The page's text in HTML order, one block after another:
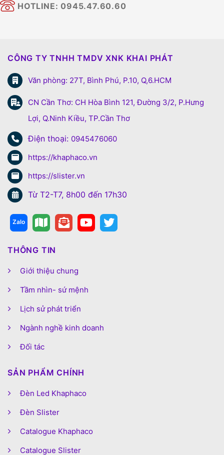
HOTLINE: 0945.47.60.60
CÔNG TY TNHH TMDV XNK KHAI PHÁT
Văn phòng: 27T, Bình Phú, P.10, Q,6.HCM
CN Cần Thơ: CH Hòa Bình 121, Đường 3/2, P.Hưng
Lợi, Q.Ninh Kiều, TP.Cần Thơ
Điện thoại: 0945476060
https://khaphaco.vn
https://slister.vn
Từ T2-T7, 8h00 đến 17h30
THÔNG TIN
Giới thiệu chung
Tầm nhìn- sứ mệnh
Lịch sử phát triển
Ngành nghề kinh doanh
Đối tác
SẢN PHẨM CHÍNH
Đèn Led Khaphaco
Đèn Slister
Catalogue Khaphaco
Catalogue Slister